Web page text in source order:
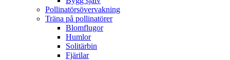
Pollinatörsövervakning
Träna på pollinatörer
Blomflugor
Humlor
Solitärbin
Fjärilar